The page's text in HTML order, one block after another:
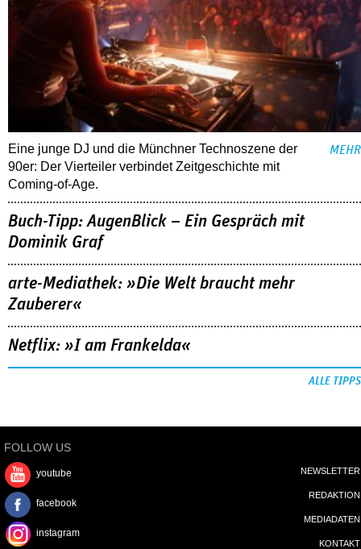
Eine junge DJ und die Münchner Technoszene der
90er: Der Vierteiler verbindet Zeitgeschichte mit
Coming-of-Age.
MEHR
Buch-Tipp: AugenBlick – Ein Gespräch mit
Dominik Graf
arte-Mediathek: »Die Welt braucht mehr
Zauberer«
Netflix: »I am Frankelda«
ALLE TIPPS
FOLLOW US
youtube
facebook
instagram
NEWSLETTER
REDAKTION
MEDIADATEN
KONTAKT